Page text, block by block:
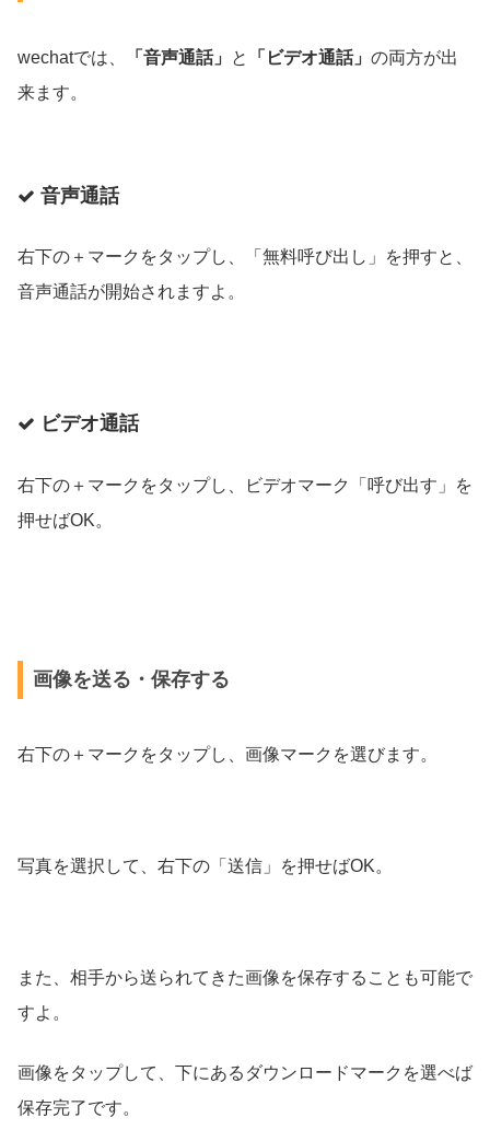
wechatでは、 「音声通話」 と 「ビデオ通話」 の両方が出
来ます。
音声通話
右下の＋マークをタップし、「無料呼び出し」を押すと、
音声通話が開始されますよ。
ビデオ通話
右下の＋マークをタップし、ビデオマーク「呼び出す」を
押せばOK。
画像を送る・保存する
右下の＋マークをタップし、画像マークを選びます。
写真を選択して、右下の「送信」を押せばOK。
また、相手から送られてきた画像を保存することも可能で
すよ。
画像をタップして、下にあるダウンロードマークを選べば
保存完了です。